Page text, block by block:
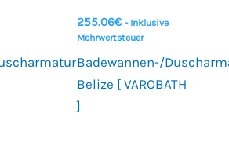
255.06€ - Inklusive
Mehrwertsteuer
Badewannen-/
Belize [ VAROBATH
]